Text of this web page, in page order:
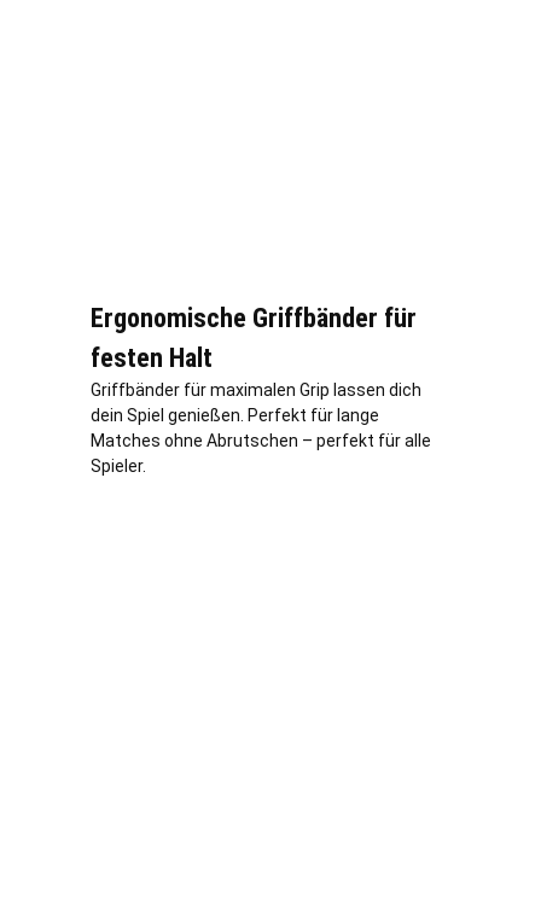
Ergonomische Griffbänder für
festen Halt
Griffbänder für maximalen Grip lassen dich
dein Spiel genießen. Perfekt für lange
Matches ohne Abrutschen – perfekt für alle
Spieler.